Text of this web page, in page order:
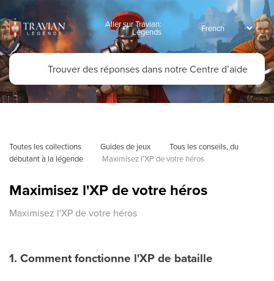
Aller sur Travian:
Legends
Toutes les collections Guides de jeux
Tous les conseils, du
débutant à la légende
Maximisez l'XP de votre héros
Maximisez l'XP de votre héros
Maximisez l'XP de votre héros
1. Comment fonctionne l'XP de bataille